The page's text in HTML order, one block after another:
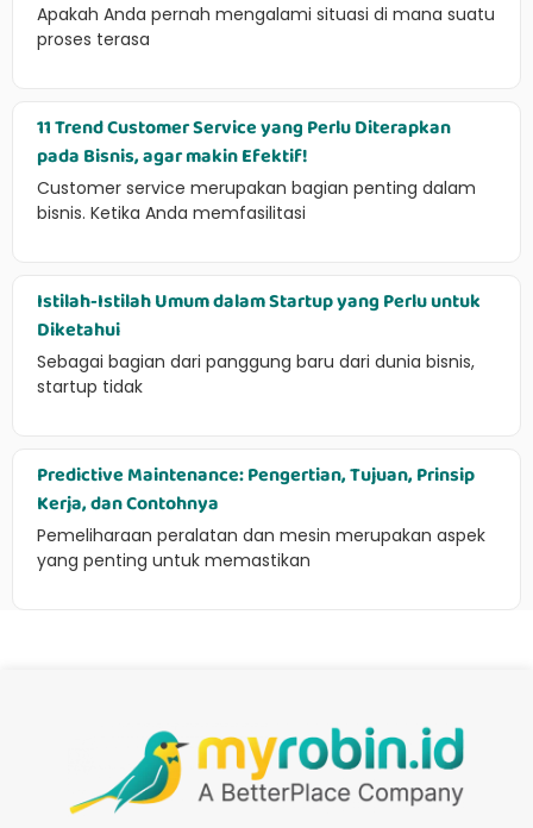
Apakah Anda pernah mengalami situasi di mana suatu
proses terasa
11 Trend Customer Service yang Perlu Diterapkan
pada Bisnis, agar makin Efektif!
Customer service merupakan bagian penting dalam
bisnis. Ketika Anda memfasilitasi
Istilah-Istilah Umum dalam Startup yang Perlu untuk
Diketahui
Sebagai bagian dari panggung baru dari dunia bisnis,
startup tidak
Predictive Maintenance: Pengertian, Tujuan, Prinsip
Kerja, dan Contohnya
Pemeliharaan peralatan dan mesin merupakan aspek
yang penting untuk memastikan